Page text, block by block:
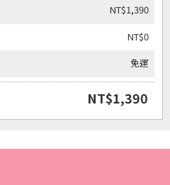
NT$1,390
NT$0
免運
NT$1,390